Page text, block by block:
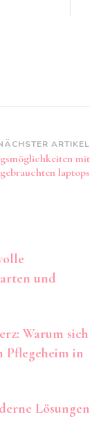
ARTIKEL
mit
gebrauchten laptops
und
Warum sich
Pflegeheim in
Lösungen